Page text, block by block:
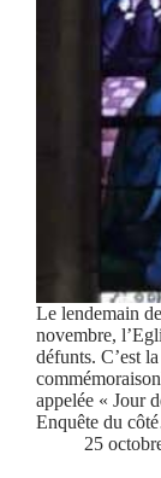
Le lendemain
novembre,
défunts. C’est
appelée « Jour
Enquête du
25